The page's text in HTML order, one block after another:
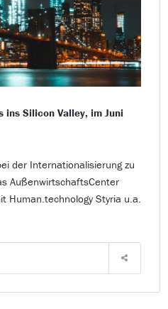
ins Silicon Valley, im Juni
der Internationalisierung zu
AußenwirtschaftsCenter
Human.technology Styria u.a.